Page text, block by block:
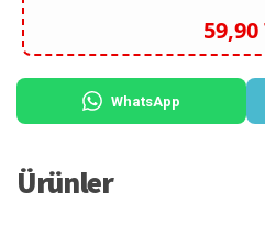
59,90
WhatsApp
Ürünler